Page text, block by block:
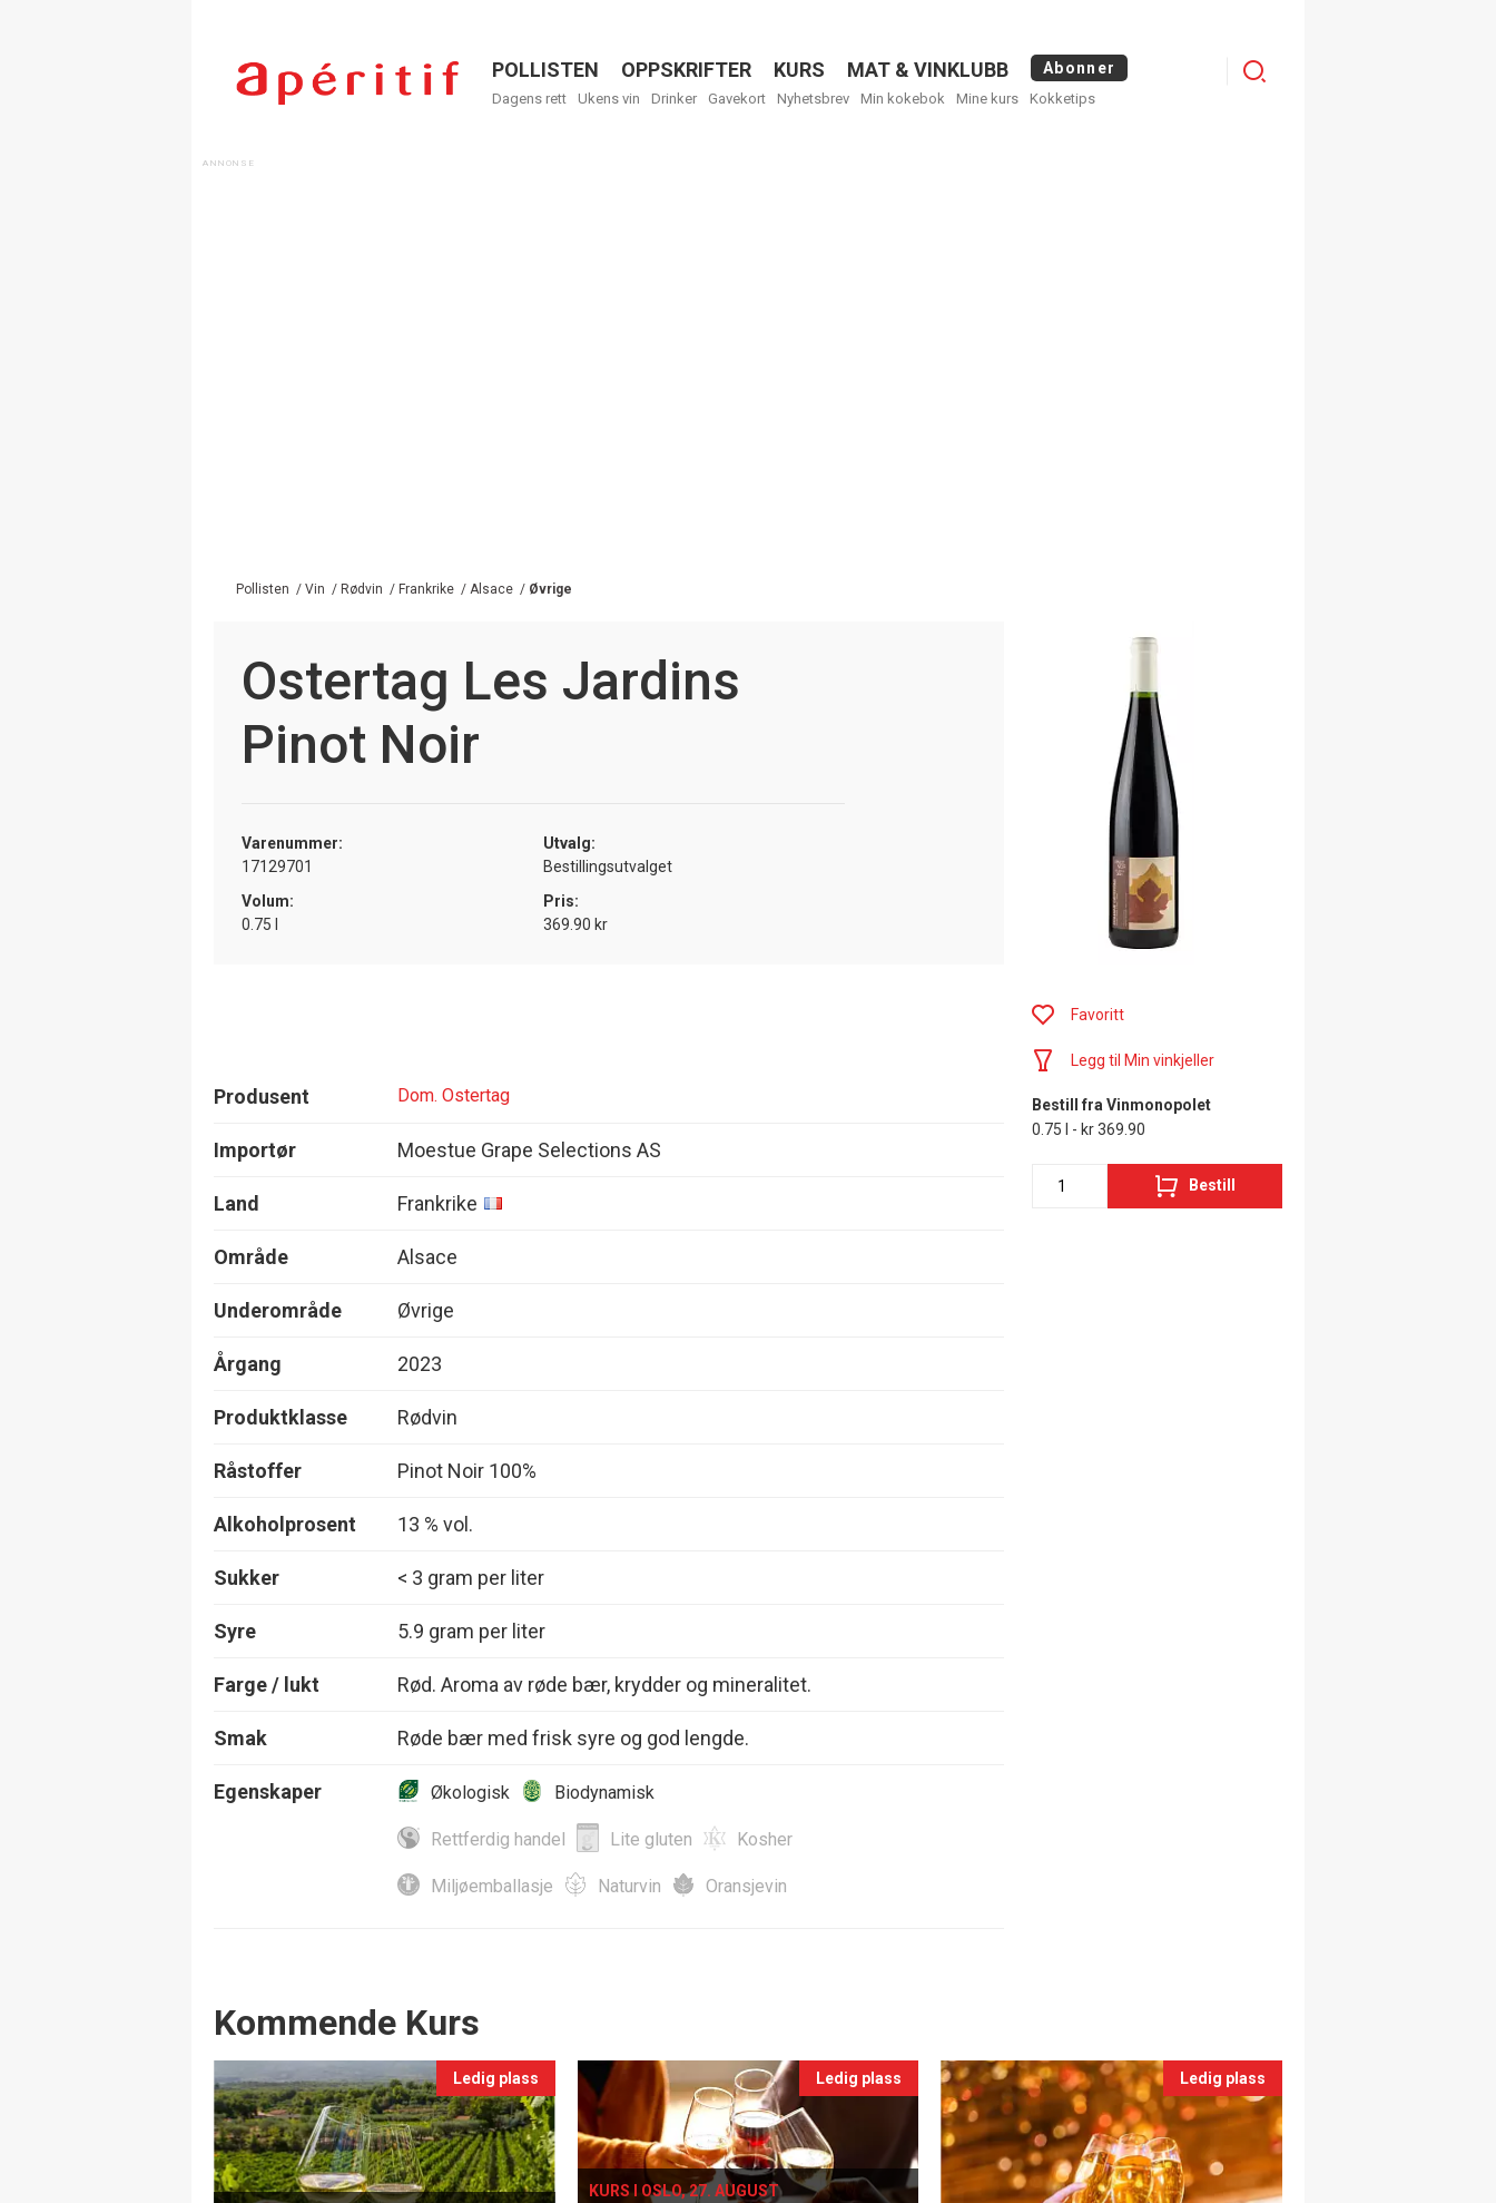
Menu
POLLISTEN OPPSKRIFTER KURS MAT & VINKLUBB Abonner
Dagens rett Ukens vin Drinker Gavekort Nyhetsbrev Min kokebok Mine kurs Kokketips
Menu
Pollisten / Vin / Rødvin / Frankrike / Alsace / Øvrige
Ostertag Les Jardins
Pinot Noir
Varenummer:
17129701
Utvalg:
Bestillingsutvalget
Volum:
0.75 l
Pris:
369.90 kr
Produsent Dom. Ostertag
Importør Moestue Grape Selections AS
Land Frankrike
Område Alsace
Underområde Øvrige
Årgang 2023
Produktklasse Rødvin
Råstoffer Pinot Noir 100%
Alkoholprosent 13 % vol.
Sukker < 3 gram per liter
Syre 5.9 gram per liter
Farge / lukt Rød. Aroma av røde bær, krydder og mineralitet.
Smak Røde bær med frisk syre og god lengde.
Egenskaper Økologisk Biodynamisk
Rettferdig handel Lite gluten Kosher
Miljøemballasje Naturvin Oransjevin
Favoritt
Legg til Min vinkjeller
Bestill fra Vinmonopolet
0.75 l - kr 369.90
Bestill
Events
Kommende Kurs
Ledig plass Ledig plass
KURS I OSLO, 27. AUGUST
Ledig plass